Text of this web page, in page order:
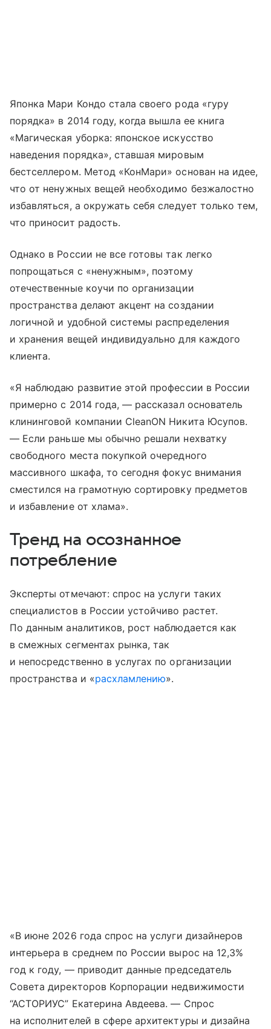
Японка Мари Кондо стала своего рода «гуру
порядка» в 2014 году, когда вышла ее книга
«Магическая уборка: японское искусство
наведения порядка», ставшая мировым
бестселлером. Метод «КонМари» основан на идее,
что от ненужных вещей необходимо безжалостно
избавляться, а окружать себя следует только тем,
что приносит радость.
Однако в России не все готовы так легко
попрощаться с «ненужным», поэтому
отечественные коучи по организации
пространства делают акцент на создании
логичной и удобной системы распределения
и хранения вещей индивидуально для каждого
клиента.
«Я наблюдаю развитие этой профессии в России
примерно с 2014 года, — рассказал основатель
клининговой компании CleanON Никита Юсупов.
— Если раньше мы обычно решали нехватку
свободного места покупкой очередного
массивного шкафа, то сегодня фокус внимания
сместился на грамотную сортировку предметов
и избавление от хлама».
Тренд на осознанное
потребление
Эксперты отмечают: спрос на услуги таких
специалистов в России устойчиво растет.
По данным аналитиков, рост наблюдается как
в смежных сегментах рынка, так
и непосредственно в услугах по организации
пространства и «расхламлению».
«В июне 2026 года спрос на услуги дизайнеров
интерьера в среднем по России вырос на 12,3%
год к году, — приводит данные председатель
Совета директоров Корпорации недвижимости
“АСТОРИУС” Екатерина Авдеева. — Спрос
на исполнителей в сфере архитектуры и дизайна